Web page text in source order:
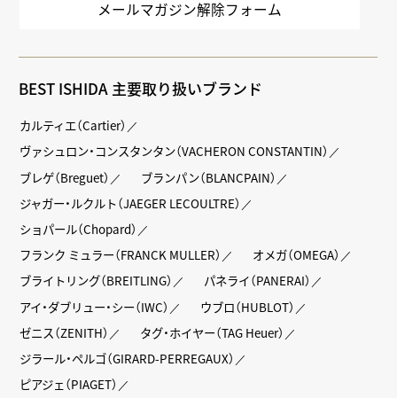
メールマガジン解除フォーム
BEST ISHIDA 主要取り扱いブランド
カルティエ（Cartier）
ヴァシュロン・コンスタンタン（VACHERON CONSTANTIN）
ブレゲ（Breguet）
ブランパン（BLANCPAIN）
ジャガー・ルクルト（JAEGER LECOULTRE）
ショパール（Chopard）
フランク ミュラー（FRANCK MULLER）
オメガ（OMEGA）
ブライトリング（BREITLING）
パネライ（PANERAI）
アイ・ダブリュー・シー（IWC）
ウブロ（HUBLOT）
ゼニス（ZENITH）
タグ・ホイヤー（TAG Heuer）
ジラール・ペルゴ（GIRARD-PERREGAUX）
ピアジェ（PIAGET）